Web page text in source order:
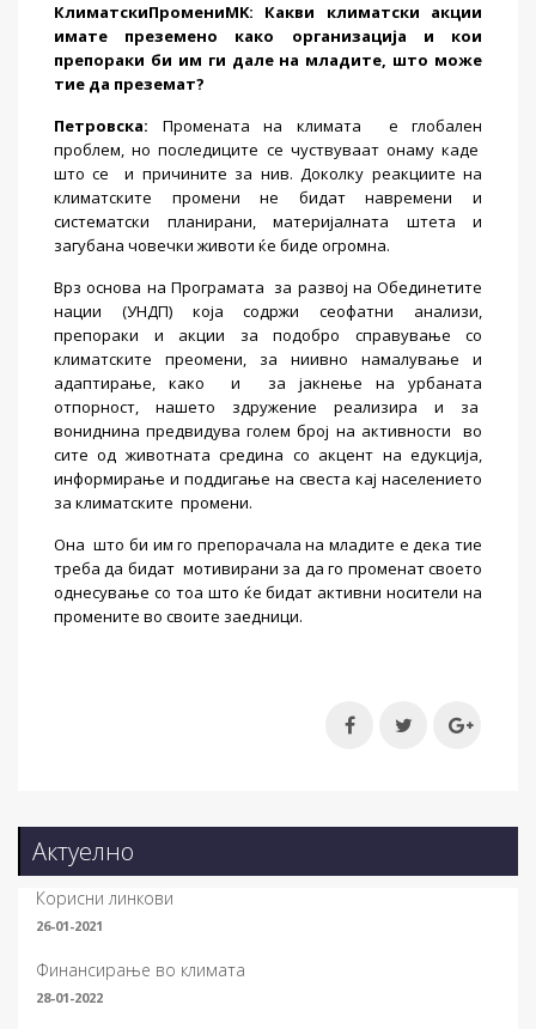
КлиматскиПромениMK: Какви климатски акции
имате преземено како организација и кои
препораки би им ги дале на младите, што може
тие да преземат?
Петровска: Промената на климата
е глобален
проблем, но последиците се чуствуваат онаму каде
што се
и причините за нив. Доколку реакциите на
климатските промени не бидат навремени и
систематски планирани, материјалната штета и
загубана човечки животи ќе биде огромна.
Врз основа на Програмата за развој на Обединетите
нации (УНДП) која содржи сеофатни анализи,
препораки и акции за подобро справување со
климатските преомени, за ниивно намалување и
адаптирање, како
и
за јакнење на урбаната
отпорност, нашето здружение реализира и за
вониднина предвидува голем број на активности
во
сите од животната средина со акцент на едукција,
информирање и поддигање на свеста кај населението
за климатските промени.
Она што би им го препорачала на младите е дека тие
треба да бидат мотивирани за да го променат своето
однесување со тоа што ќе бидат активни носители на
промените во своите заедници.
Актуелно
Корисни линкови
26-01-2021
Финансирање во климата
28-01-2022